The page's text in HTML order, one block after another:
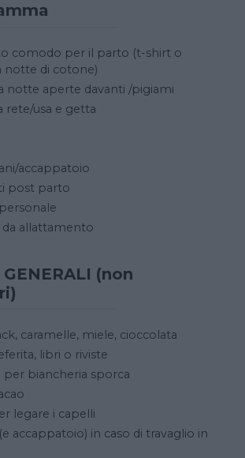
comodo per il parto (t-shirt o
notte di cotone)
notte aperte davanti /pigiami
rete/usa e getta
accappatoio
post parto
da allattamento
GENERALI (non
caramelle, miele, cioccolata
libri o riviste
per biancheria sporca
legare i capelli
accappatoio) in caso di travaglio in